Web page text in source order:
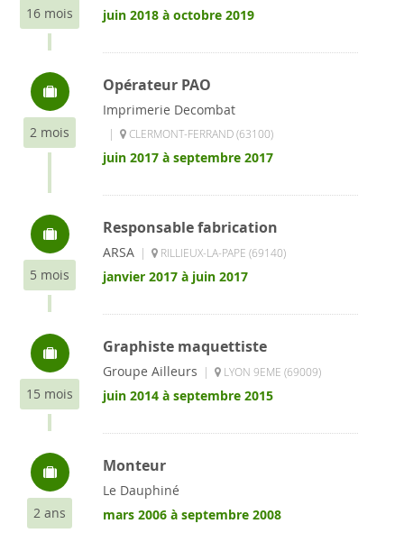
16 mois juin 2018 à octobre 2019
2 mois
Opérateur PAO
Imprimerie Decombat
| CLERMONT-FERRAND (63100)
juin 2017 à septembre 2017
5 mois
Responsable fabrication
ARSA | RILLIEUX-LA-PAPE (69140)
janvier 2017 à juin 2017
15 mois
Graphiste maquettiste
Groupe Ailleurs | LYON 9EME (69009)
juin 2014 à septembre 2015
2 ans
Monteur
Le Dauphiné
mars 2006 à septembre 2008